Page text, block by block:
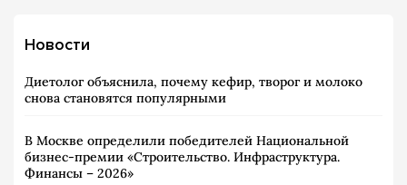
Новости
Диетолог объяснила, почему кефир, творог и молоко
снова становятся популярными
В Москве определили победителей Национальной
бизнес-премии «Строительство. Инфраструктура.
Финансы – 2026»